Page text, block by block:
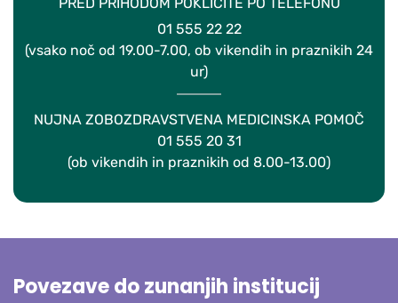
01 555 22 22
(vsako noč od 19.00-7.00, ob vikendih in praznikih 24
ur)
NUJNA ZOBOZDRAVSTVENA MEDICINSKA POMOČ
01 555 20 31
(ob vikendih in praznikih od 8.00-13.00)
Povezave do zunanjih institucij